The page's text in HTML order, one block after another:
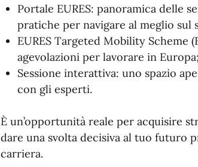
Portale EURES: panoramica delle
pratiche per navigare al meglio sul
EURES Targeted Mobility Scheme
agevolazioni per lavorare in Europa;
Sessione interattiva: uno spazio
con gli esperti.
È un’opportunità reale per acquisire
dare una svolta decisiva al tuo futuro
carriera.